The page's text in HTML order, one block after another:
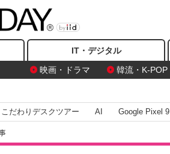
IT・デジタル
映画・ドラマ
韓流・K-POP
こだわりデスクツアー AI Google Pixel 9